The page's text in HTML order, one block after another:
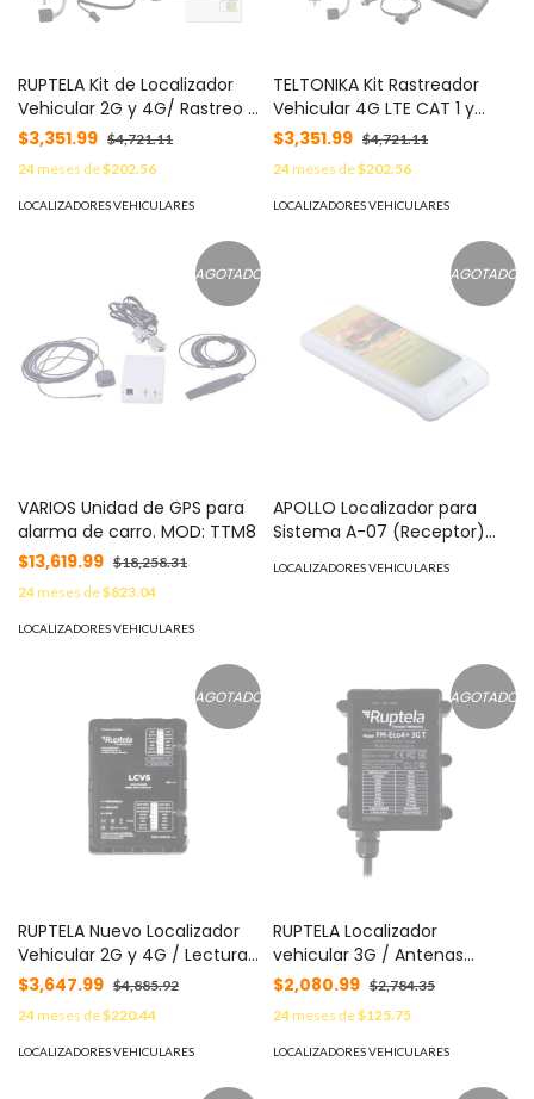
RUPTELA Kit de Localizador
Vehicular 2G y 4G/ Rastreo /
Conducción eficiente /
Deteccion de Jammer /
Registro de conductores /
Relay + Botón de pánico +
$3,351.99 $4,721.11
24meses de$202.56
LOCALIZADORES VEHICULARES
TELTONIKA Kit Rastreador
Vehicular 4G LTE CAT 1 y
2G/Bluetooth/Anualidad de
SIM600MB1Y /Anualidad de
EPCOMGPSCODE/
Relevador/boton SOS MOD:
$3,351.99 $4,721.11
24meses de$202.56
LOCALIZADORES VEHICULARES
AGOTADO
VARIOS Unidad de GPS para
alarma de carro. MOD: TTM8
$13,619.99 $18,258.31
24meses de$823.04
LOCALIZADORES VEHICULARES
AGOTADO
APOLLO Localizador para
Sistema A-07 (Receptor)
LOCALIZADORES VEHICULARES
AGOTADO
RUPTELA Nuevo Localizador
Vehicular 2G y 4G / Lectura
de OBD / Combustible /
Temperatura / RPM /
Vehiculos Ligeros / Sensores
Bluetooth MOD: LCV5
$3,647.99 $4,885.92
24meses de$220.44
LOCALIZADORES VEHICULARES
AGOTADO
RUPTELA Localizador
vehicular 3G / Antenas
internas / Contra agua y
polvo IP67 / ideal para
motocicletas / RFID /
Apagado de motor a
$2,080.99 $2,784.35
24meses de$125.75
LOCALIZADORES VEHICULARES